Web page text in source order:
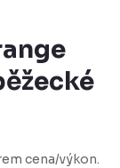
cena/výkon.